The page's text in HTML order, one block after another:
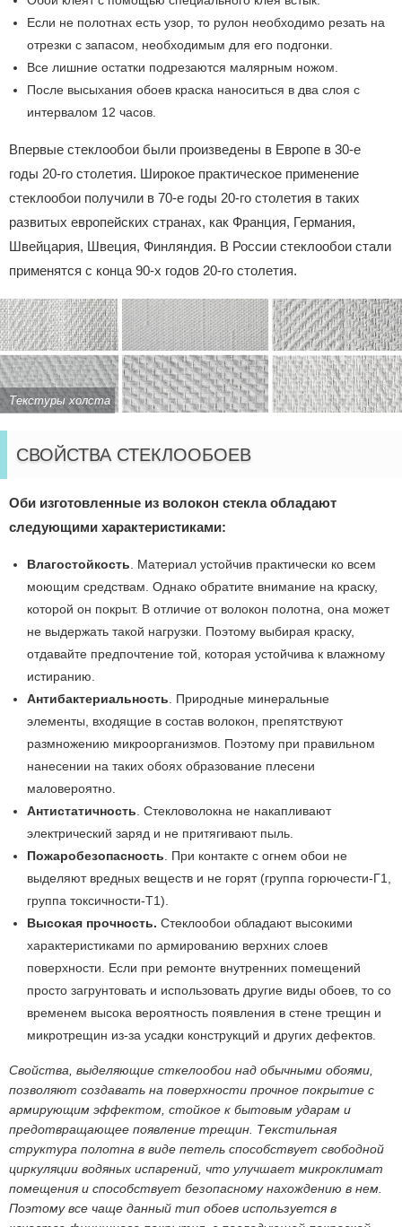
Если не полотнах есть узор, то рулон необходимо резать на
отрезки с запасом, необходимым для его подгонки.
Все лишние остатки подрезаются малярным ножом.
После высыхания обоев краска наноситься в два слоя с
интервалом 12 часов.
Впервые стеклообои были произведены в Европе в 30-е
годы 20-го столетия. Широкое практическое применение
стеклообои получили в 70-е годы 20-го столетия в таких
развитых европейских странах, как Франция, Германия,
Швейцария, Швеция, Финляндия. В России стеклообои стали
применятся с конца 90-х годов 20-го столетия.
Текстуры холста
СВОЙСТВА СТЕКЛООБОЕВ
Оби изготовленные из волокон стекла обладают
следующими характеристиками:
Влагостойкость . Материал устойчив практически ко всем
моющим средствам. Однако обратите внимание на краску,
которой он покрыт. В отличие от волокон полотна, она может
не выдержать такой нагрузки. Поэтому выбирая краску,
отдавайте предпочтение той, которая устойчива к влажному
истиранию.
Антибактериальность . Природные минеральные
элементы, входящие в состав волокон, препятствуют
размножению микроорганизмов. Поэтому при правильном
нанесении на таких обоях образование плесени
маловероятно.
Антистатичность . Стекловолокна не накапливают
электрический заряд и не притягивают пыль.
Пожаробезопасность . При контакте с огнем обои не
выделяют вредных веществ и не горят (группа горючести-Г1,
группа токсичности-Т1).
Высокая прочность. Стеклообои обладают высокими
характеристиками по армированию верхних слоев
поверхности. Если при ремонте внутренних помещений
просто загрунтовать и использовать другие виды обоев, то со
временем высока вероятность появления в стене трещин и
микротрещин из-за усадки конструкций и других дефектов.
Свойства, выделяющие сткелообои над обычными обоями,
позволяют создавать на поверхности прочное покрытие с
армирующим эффектом, стойкое к бытовым ударам и
предотвращающее появление трещин. Текстильная
структура полотна в виде петель способствует свободной
циркуляции водяных испарений, что улучшает микроклимат
помещения и способствует безопасному нахождению в нем.
Поэтому все чаще данный тип обоев используется в